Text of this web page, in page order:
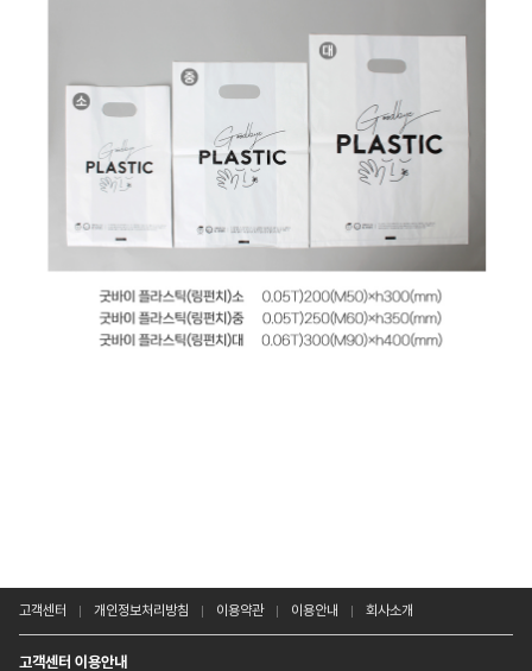
고객센터 개인정보처리방침 이용약관 이용안내 회사소개
고객센터 이용안내